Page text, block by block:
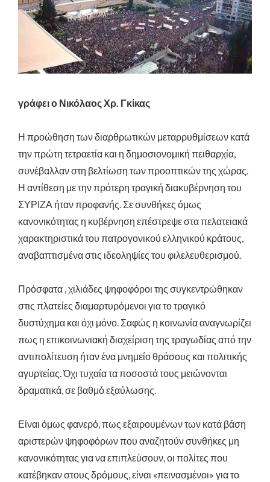
γράφει ο Νικόλαος Χρ. Γκίκας
Η προώθηση των διαρθρωτικών μεταρρυθμίσεων κατά
την πρώτη τετραετία και η δημοσιονομική πειθαρχία,
συνέβαλλαν στη βελτίωση των προοπτικών της χώρας.
Η αντίθεση με την πρότερη τραγική διακυβέρνηση του
ΣΥΡΙΖΑ ήταν προφανής. Σε συνθήκες όμως
κανονικότητας η κυβέρνηση επέστρεψε στα πελατειακά
χαρακτηριστικά του πατρογονικού ελληνικού κράτους,
αναβαπτισμένα στις ιδεοληψίες του φιλελευθερισμού.
Πρόσφατα , χιλιάδες ψηφοφόροι της συγκεντρώθηκαν
στις πλατείες διαμαρτυρόμενοι για το τραγικό
δυστύχημα και όχι μόνο. Σαφώς η κοινωνία αναγνωρίζει
πως η επικοινωνιακή διαχείριση της τραγωδίας από την
αντιπολίτευση ήταν ένα μνημείο θράσους και πολιτικής
αγυρτείας. Όχι τυχαία τα ποσοστά τους μειώνονται
δραματικά, σε βαθμό εξαύλωσης.
Είναι όμως φανερό, πως εξαιρουμένων των κατά βάση
αριστερών ψηφοφόρων που αναζητούν συνθήκες μη
κανονικότητας για να επιπλεύσουν, οι πολίτες που
κατέβηκαν στους δρόμους, είναι «πεινασμένοι» για το